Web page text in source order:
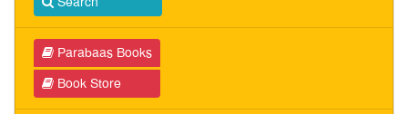
Parabaas Books
Book Store